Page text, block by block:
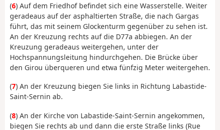
(6) Auf dem Friedhof befindet sich eine Wasserstelle. Weiter
geradeaus auf der asphaltierten Straße, die nach Gargas
führt, das mit seinem Glockenturm gegenüber zu sehen ist.
An der Kreuzung rechts auf die D77a abbiegen. An der
Kreuzung geradeaus weitergehen, unter der
Hochspannungsleitung hindurchgehen. Die Brücke über
den Girou überqueren und etwa fünfzig Meter weitergehen.
(7) An der Kreuzung biegen Sie links in Richtung Labastide-
Saint-Sernin ab.
(8) An der Kirche von Labastide-Saint-Sernin angekommen,
biegen Sie rechts ab und dann die erste Straße links (Rue